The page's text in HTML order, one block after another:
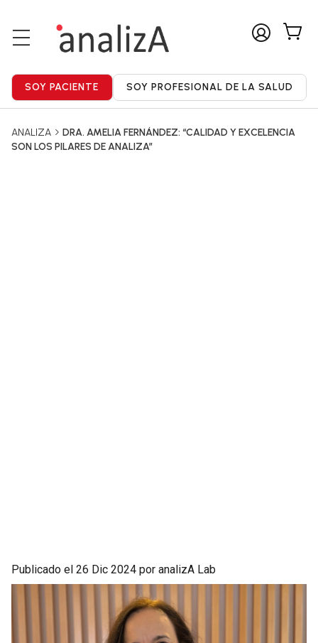
ANALIZA
DRA. AMELIA FERNÁNDEZ: “CALIDAD Y EXCELENCIA
SON LOS PILARES DE ANALIZA”
Publicado el 26 Dic 2024 por analizA Lab